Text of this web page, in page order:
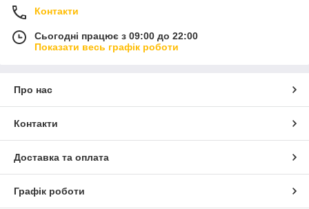
Контакти
Сьогодні працює з 09:00 до 22:00
Показати весь графік роботи
Про нас
Контакти
Доставка та оплата
Графік роботи